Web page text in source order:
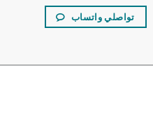
تواصلي واتساب